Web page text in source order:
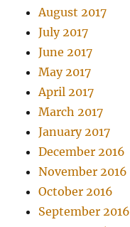
August 2017
July 2017
June 2017
May 2017
April 2017
March 2017
January 2017
December 2016
November 2016
October 2016
September 2016